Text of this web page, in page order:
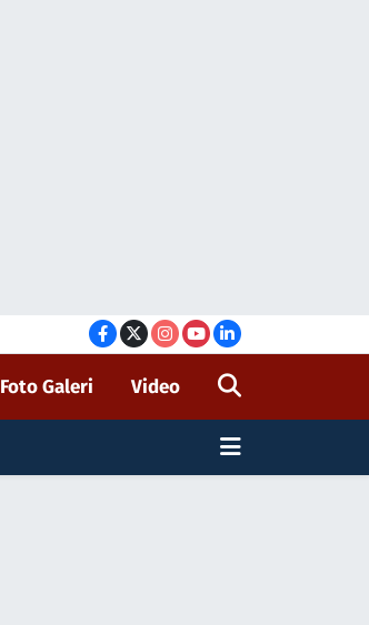
Foto Galeri Video